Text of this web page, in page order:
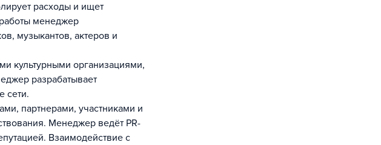
расходы и ищет
менеджер
музыкантов, актеров и
культурными организациями,
разрабатывает
сети.
партнерами, участниками и
Менеджер ведёт PR-
Взаимодействие с